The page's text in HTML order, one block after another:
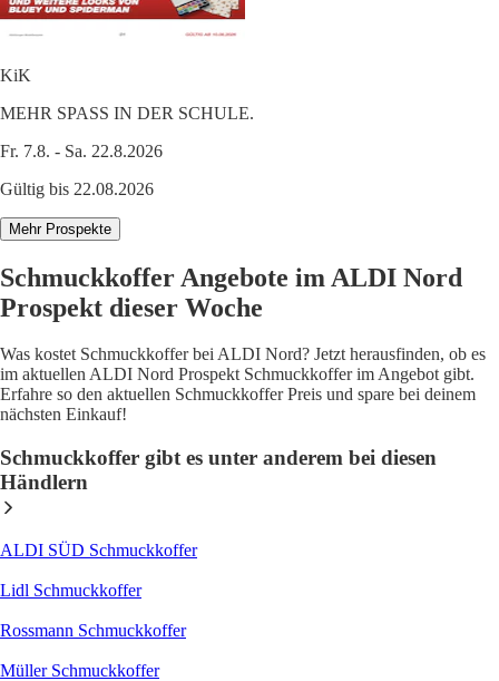
KiK
MEHR SPASS IN DER SCHULE.
Fr. 7.8. - Sa. 22.8.2026
Gültig bis 22.08.2026
Mehr Prospekte
Schmuckkoffer Angebote im ALDI Nord
Prospekt dieser Woche
Was kostet Schmuckkoffer bei ALDI Nord? Jetzt herausfinden, ob es
im aktuellen ALDI Nord Prospekt Schmuckkoffer im Angebot gibt.
Erfahre so den aktuellen Schmuckkoffer Preis und spare bei deinem
nächsten Einkauf!
Schmuckkoffer gibt es unter anderem bei diesen
Händlern
ALDI SÜD Schmuckkoffer
Lidl Schmuckkoffer
Rossmann Schmuckkoffer
Müller Schmuckkoffer